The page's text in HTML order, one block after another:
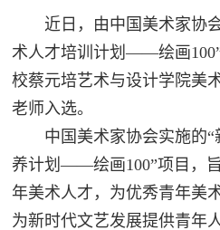
近日，由中国美术家协会
术人才培训计划——绘画
校蔡元培艺术与设计学院美
老师入选。
中国美术家协会实施的“
养计划——绘画100”项目，
年美术人才，为优秀青年美
为新时代文艺发展提供青年